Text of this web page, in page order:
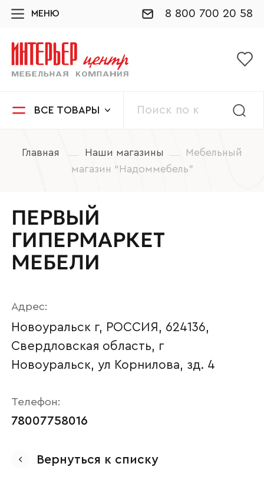
МЕНЮ 8 800 700 20 58
ВСЕ ТОВАРЫ
Главная Наши магазины
Мебельный
магазин “Надоммебель”
ПЕРВЫЙ
ГИПЕРМАРКЕТ
МЕБЕЛИ
Адрес:
Новоуральск г, РОССИЯ, 624136,
Свердловская область, г
Новоуральск, ул Корнилова, зд. 4
Телефон:
78007758016
Вернуться к списку
Ваше имя